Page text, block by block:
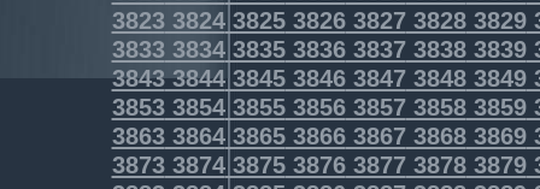
3823382438253826382738283829
3833383438353836383738383839
3843384438453846384738483849
3853385438553856385738583859
3863386438653866386738683869
3873387438753876387738783879